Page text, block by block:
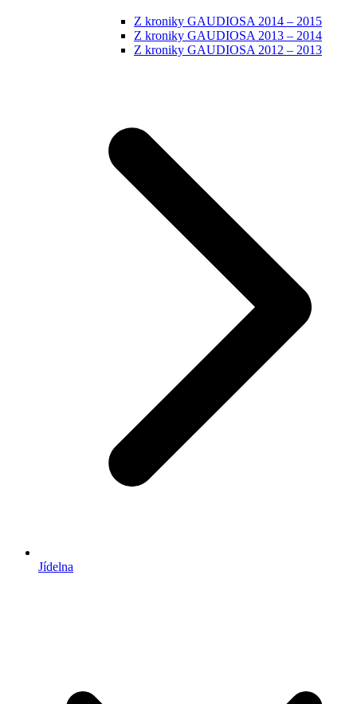
Z kroniky GAUDIOSA 2014 – 2015
Z kroniky GAUDIOSA 2013 – 2014
Z kroniky GAUDIOSA 2012 – 2013
Jídelna